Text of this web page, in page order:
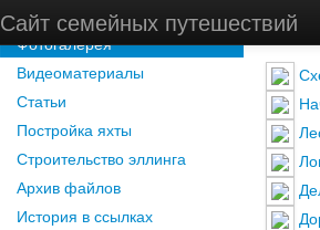
Сайт семейных путешествий
Новости
Фотогалерея
Видеоматериалы
Статьи
Постройка яхты
Строительство эллинга
Архив файлов
История в ссылках